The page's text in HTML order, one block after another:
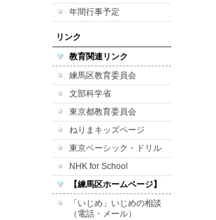
年間行事予定
リンク
教育関連リンク
練馬区教育委員会
文部科学省
東京都教育委員会
ねりまキッズページ
東京ベーシック・ドリル
NHK for School
【練馬区ホームページ】
「いじめ」いじめの相談
（電話・メール）